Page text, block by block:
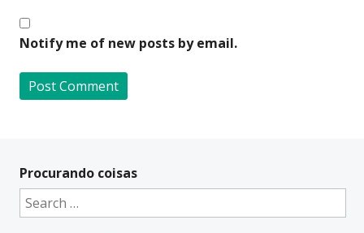
Notify me of new posts by email.
t
e
Procurando coisas
Search
for: